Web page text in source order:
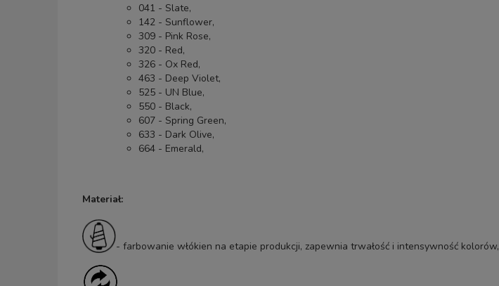
041 - Slate,
142 - Sunflower,
309 - Pink Rose,
320 - Red,
326 - Ox Red,
463 - Deep Violet,
525 - UN Blue,
550 - Black,
607 - Spring Green,
633 - Dark Olive,
664 - Emerald,
Materiał:
- farbowanie włókien na etapie produkcji, zapewnia trwałość i intensywność kolorów,